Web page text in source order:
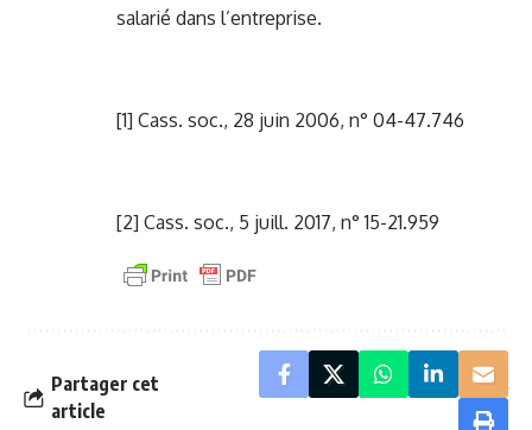
salarié dans l’entreprise.
[1] Cass. soc., 28 juin 2006, n° 04-47.746
[2] Cass. soc., 5 juill. 2017, n° 15-21.959
Partager cet
article